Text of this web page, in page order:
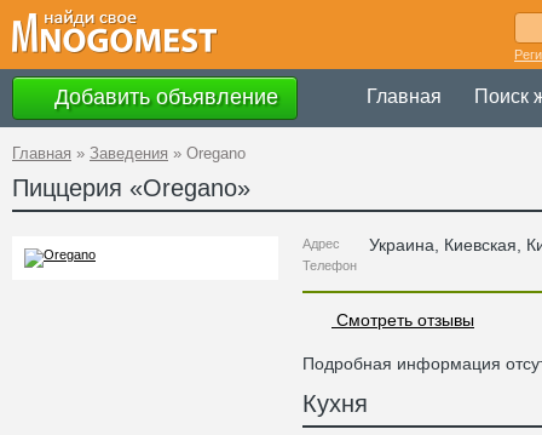
Добавить объявление Главная Поиск
Главная » Заведения » Oregano
Пиццерия «Oregano»
Адрес Украина Киевская ,
Телефон
Смотреть отзывы
Подробная информация
Кухня